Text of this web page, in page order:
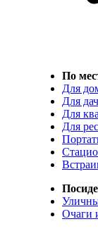
По
Для
Для
Для
Для
Очаги